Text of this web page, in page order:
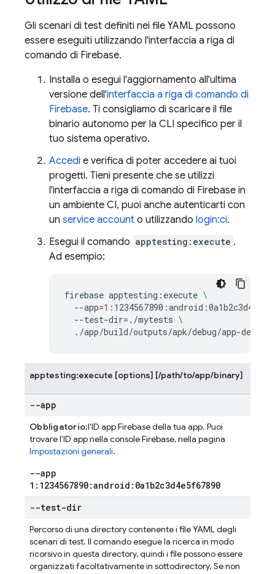
Gli scenari di test definiti nei file YAML possono
essere eseguiti utilizzando l'interfaccia a riga di
comando di Firebase.
Installa o esegui l'aggiornamento all'ultima
versione dell'interfaccia a riga di comando di
Firebase. Ti consigliamo di scaricare il file
binario autonomo per la CLI specifico per il
tuo sistema operativo.
Accedi e verifica di poter accedere ai tuoi
progetti. Tieni presente che se utilizzi
l'interfaccia a riga di comando di Firebase in
un ambiente CI, puoi anche autenticarti con
un service account o utilizzando login:ci.
Esegui il comando apptesting:execute .
Ad esempio:
firebase apptesting:execute \
--app=1
--test-dir= ./mytests \
apptesting:execute [options] [/path/to/app/binary]
--app
Obbligatorio:l'ID app Firebase della tua app. Puoi
trovare l'ID app nella consoleFirebase, nella pagina
Impostazioni generali.
--app
1:1234567890:android:0a1b2c3d4e5f67890
--test-dir
Percorso di una directory contenente i file YAML degli
scenari di test. Il comando esegue la ricerca in modo
ricorsivo in questa directory, quindi i file possono essere
organizzati facoltativamente in sottodirectory. Se non